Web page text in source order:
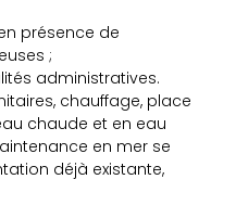
présence de
;
administratives.
chauffage, place
chaude et en eau
en mer se
déjà existante,